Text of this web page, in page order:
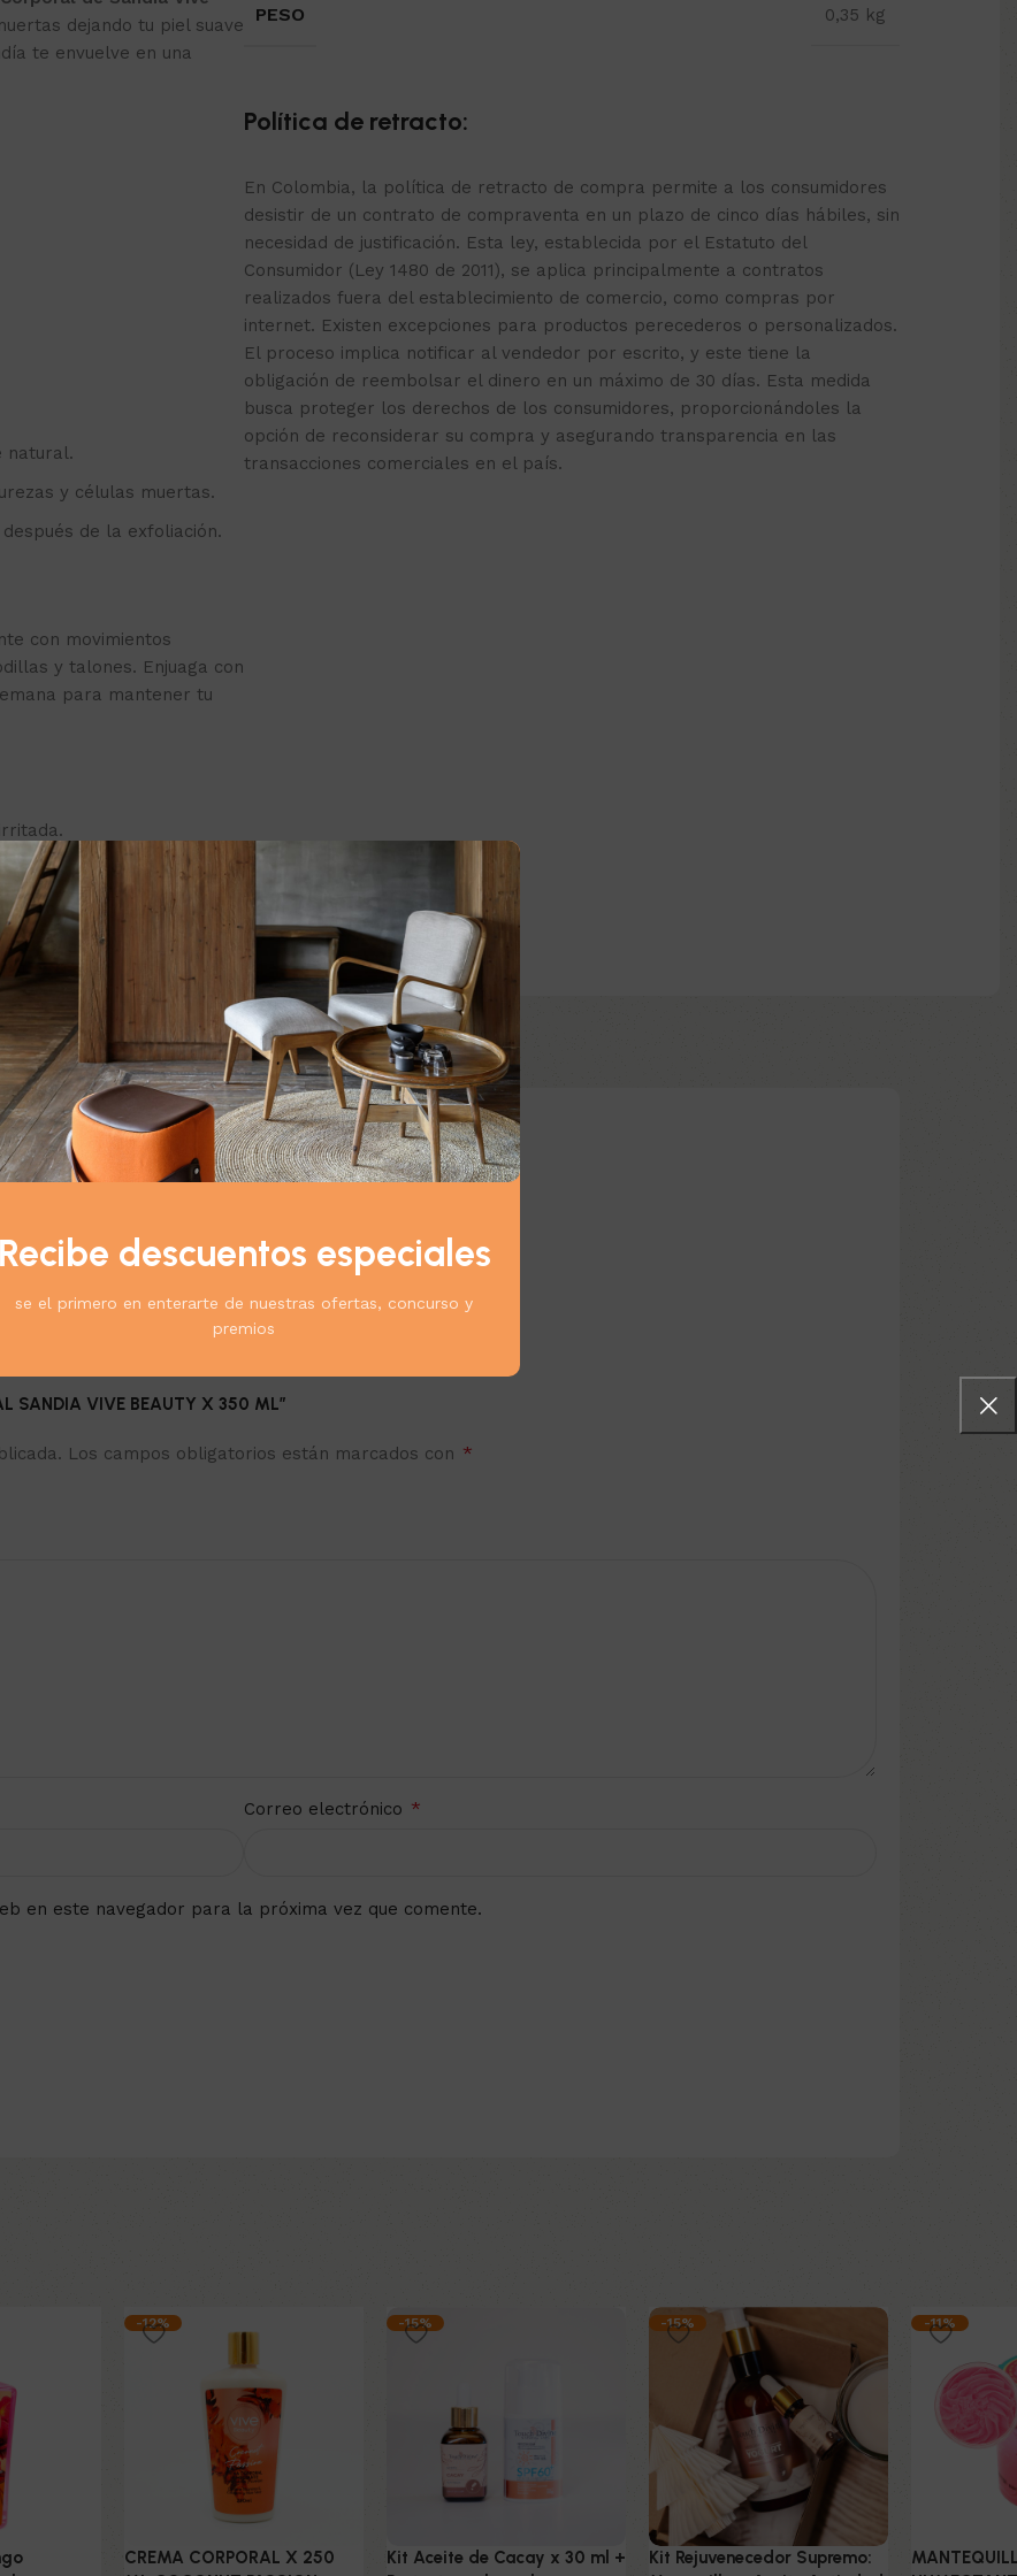
Recibe descuentos especiales
se el primero en enterarte de nuestras ofertas, concurso y
premios
dejando tu piel suave
te envuelve en una
natural.
y células muertas.
de la exfoliación.
con movimientos
y talones. Enjuaga con
para mantener tu
luz solar directa.
de la sandía!
PESO 0,35 kg
Política de retracto:
En Colombia, la política de retracto de compra permite a los consumidores
desistir de un contrato de compraventa en un plazo de cinco días hábiles, sin
necesidad de justificación. Esta ley, establecida por el Estatuto del
Consumidor (Ley 1480 de 2011), se aplica principalmente a contratos
realizados fuera del establecimiento de comercio, como compras por
internet. Existen excepciones para productos perecederos o personalizados.
El proceso implica notificar al vendedor por escrito, y este tiene la
obligación de reembolsar el dinero en un máximo de 30 días. Esta medida
busca proteger los derechos de los consumidores, proporcionándoles la
opción de reconsiderar su compra y asegurando transparencia en las
transacciones comerciales en el país.
SANDIA VIVE BEAUTY X 350 ML”
Los campos obligatorios están marcados con *
Correo electrónico *
en este navegador para la próxima vez que comente.
-12%
CREMA CORPORAL X 250
-15%
Kit Aceite de Cacay x 30 ml +
-15%
Kit Rejuvenecedor Supremo:
-11%